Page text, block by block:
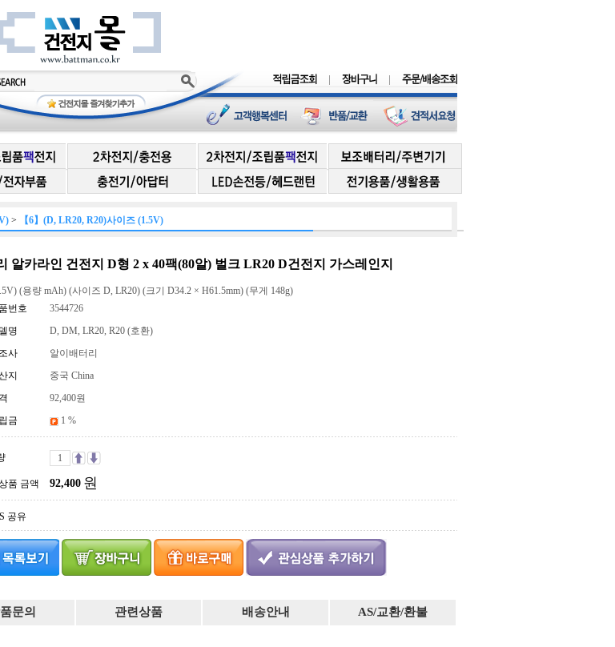
> 【6】(D, LR20, R20)사이즈 (1.5V)
알카라인 건전지 D형 2 x 40팩(80알) 벌크 LR20 D건전지 가스레인지
(용량 mAh) (사이즈 D, LR20) (크기 D34.2 × H61.5mm) (무게 148g)
번호
3544726
명
D, DM, LR20, R20 (호환)
사
알이배터리
지
중국 China
92,400원
금
1 %
품 금액 92,400 원
공유
문의 관련상품 배송안내 AS/교환/환불